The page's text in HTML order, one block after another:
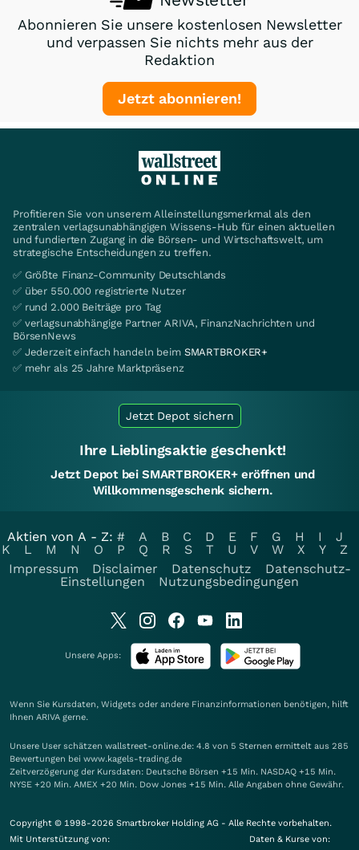
Abonnieren Sie unsere kostenlosen Newsletter
und verpassen Sie nichts mehr aus der
Redaktion
Jetzt abonnieren!
Profitieren Sie von unserem Alleinstellungsmerkmal als den
zentralen verlagsunabhängigen Wissens-Hub für einen aktuellen
und fundierten Zugang in die Börsen- und Wirtschaftswelt, um
strategische Entscheidungen zu treffen.
✅ Größte Finanz-Community Deutschlands
✅ über 550.000 registrierte Nutzer
✅ rund 2.000 Beiträge pro Tag
✅ verlagsunabhängige Partner ARIVA, FinanzNachrichten und
BörsenNews
✅ Jederzeit einfach handeln beim SMARTBROKER+
✅ mehr als 25 Jahre Marktpräsenz
Jetzt Depot sichern
Ihre Lieblingsaktie geschenkt!
Jetzt Depot bei SMARTBROKER+ eröffnen und
Willkommensgeschenk sichern.
Aktien von A - Z: # A B C D E F G H I
J
K
L M N O P Q R S T U V W X Y
Z
Impressum
Disclaimer Datenschutz
Datenschutz-
Einstellungen
Nutzungsbedingungen
Unsere Apps:
Wenn Sie Kursdaten, Widgets oder andere Finanzinformationen benötigen, hilft
Ihnen ARIVA gerne.
Unsere User schätzen wallstreet-online.de: 4.8 von 5 Sternen ermittelt aus 285
Bewertungen bei www.kagels-trading.de
Zeitverzögerung der Kursdaten: Deutsche Börsen +15 Min. NASDAQ +15 Min.
NYSE +20 Min. AMEX +20 Min. Dow Jones +15 Min. Alle Angaben ohne Gewähr.
Copyright © 1998-2026 Smartbroker Holding AG - Alle Rechte vorbehalten.
Mit Unterstützung von:
Daten & Kurse von: